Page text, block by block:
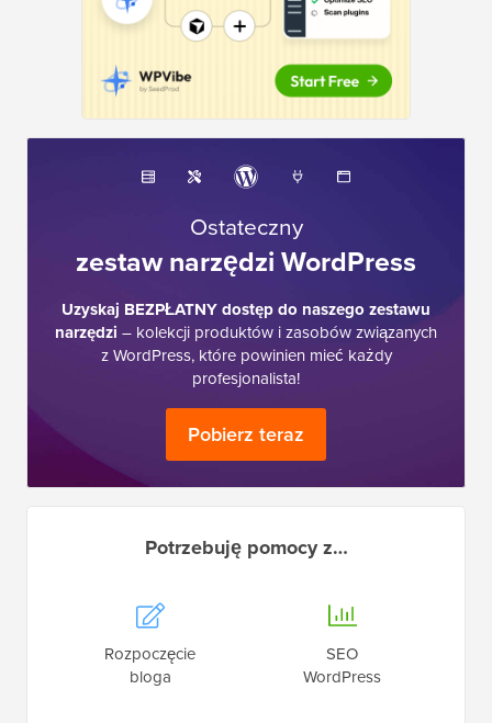
Ostateczny
zestaw narzędzi WordPress
Uzyskaj BEZPŁATNY dostęp do naszego zestawu
narzędzi – kolekcji produktów i zasobów związanych
z WordPress, które powinien mieć każdy
profesjonalista!
Pobierz teraz
Potrzebuję pomocy z…
Rozpoczęcie
bloga
SEO
WordPress